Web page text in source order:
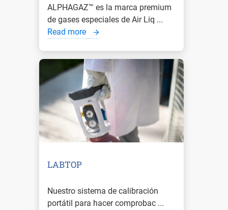
ALPHAGAZ™ es la marca premium
de gases especiales de Air Liq ...
Read more
LABTOP
Nuestro sistema de calibración
portátil para hacer comprobac ...